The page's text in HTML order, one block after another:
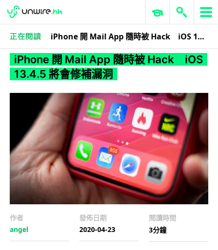
iPhone 開 Mail App 隨時被 Hack iOS 13.4.5 將會修補漏洞
商業科技 資訊保安
iPhone 開 Mail App 隨時被 Hack iOS
13.4.5 將會修補漏洞
作者
angel
發佈日期
2020-04-23
閱讀時間
3分鐘